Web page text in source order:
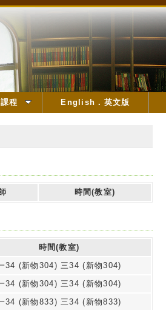
程 English．英文版
時間(教室)
時間(教室)
34 (新物304) 三34 (新物304)
34 (新物304) 三34 (新物304)
34 (新物833) 三34 (新物833)